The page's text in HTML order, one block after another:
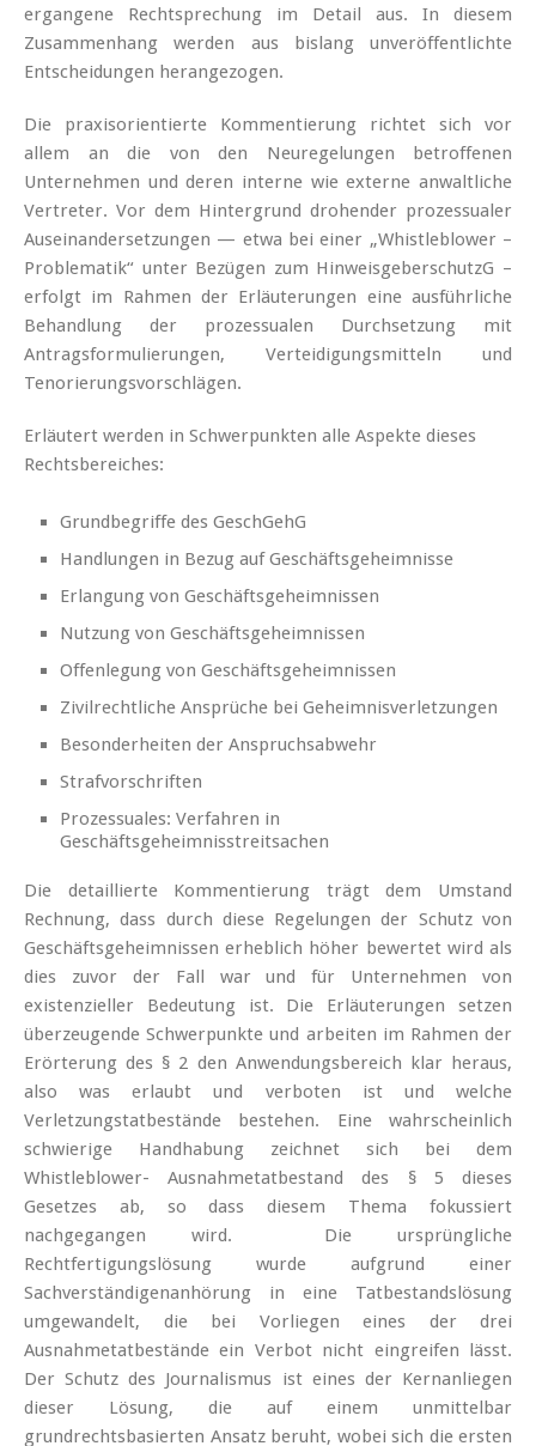
ergangene Rechtsprechung im Detail aus. In diesem
Zusammenhang werden aus bislang unveröffentlichte
Entscheidungen herangezogen.
Die praxisorientierte Kommentierung richtet sich vor
allem an die von den Neuregelungen betroffenen
Unternehmen und deren interne wie externe anwaltliche
Vertreter. Vor dem Hintergrund drohender prozessualer
Auseinandersetzungen — etwa bei einer „Whistleblower –
Problematik“ unter Bezügen zum HinweisgeberschutzG –
erfolgt im Rahmen der Erläuterungen eine ausführliche
Behandlung der prozessualen Durchsetzung mit
Antragsformulierungen, Verteidigungsmitteln und
Tenorierungsvorschlägen.
Erläutert werden in Schwerpunkten alle Aspekte dieses
Rechtsbereiches:
Grundbegriffe des GeschGehG
Handlungen in Bezug auf Geschäftsgeheimnisse
Erlangung von Geschäftsgeheimnissen
Nutzung von Geschäftsgeheimnissen
Offenlegung von Geschäftsgeheimnissen
Zivilrechtliche Ansprüche bei Geheimnisverletzungen
Besonderheiten der Anspruchsabwehr
Strafvorschriften
Prozessuales: Verfahren in
Geschäftsgeheimnisstreitsachen
Die detaillierte Kommentierung trägt dem Umstand
Rechnung, dass durch diese Regelungen der Schutz von
Geschäftsgeheimnissen erheblich höher bewertet wird als
dies zuvor der Fall war und für Unternehmen von
existenzieller Bedeutung ist. Die Erläuterungen setzen
überzeugende Schwerpunkte und arbeiten im Rahmen der
Erörterung des § 2 den Anwendungsbereich klar heraus,
also was erlaubt und verboten ist und welche
Verletzungstatbestände bestehen. Eine wahrscheinlich
schwierige Handhabung zeichnet sich bei dem
Whistleblower- Ausnahmetatbestand des § 5 dieses
Gesetzes ab, so dass diesem Thema fokussiert
nachgegangen wird. Die ursprüngliche
Rechtfertigungslösung wurde aufgrund einer
Sachverständigenanhörung in eine Tatbestandslösung
umgewandelt, die bei Vorliegen eines der drei
Ausnahmetatbestände ein Verbot nicht eingreifen lässt.
Der Schutz des Journalismus ist eines der Kernanliegen
dieser Lösung, die auf einem unmittelbar
grundrechtsbasierten Ansatz beruht, wobei sich die ersten